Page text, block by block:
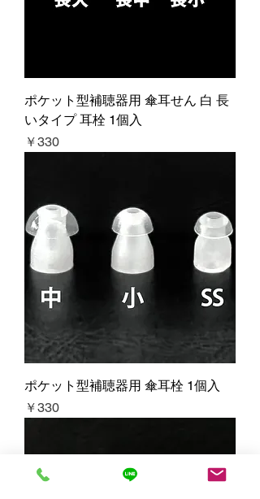
ポケット型補聴器用 傘耳せん 白 長
いタイプ 耳栓 1個入
価格
￥330
ポケット型補聴器用 傘耳栓 1個入
価格
￥330